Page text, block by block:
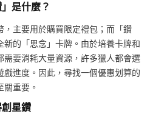
是什麼？
，主要用於購買限定禮包；而「鑽
的「思念」卡牌。由於培養卡牌和
要消耗大量資源，許多獵人都會選
進度。因此，尋找一個優惠划算的
關重要。
星鑽